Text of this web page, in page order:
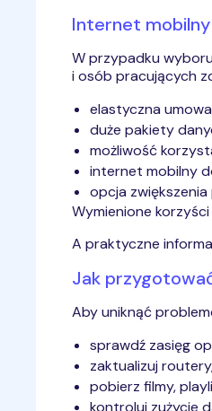
Internet
W przypadku
i osób pracujących
elastyczna
duże pakiety
możliwość
internet mobilny
opcja
Wymienione korzyści
A praktyczne
Jak
Aby uniknąć
sprawdź zasięg
zaktualizuj
pobierz filmy,
kontroluj zużycie